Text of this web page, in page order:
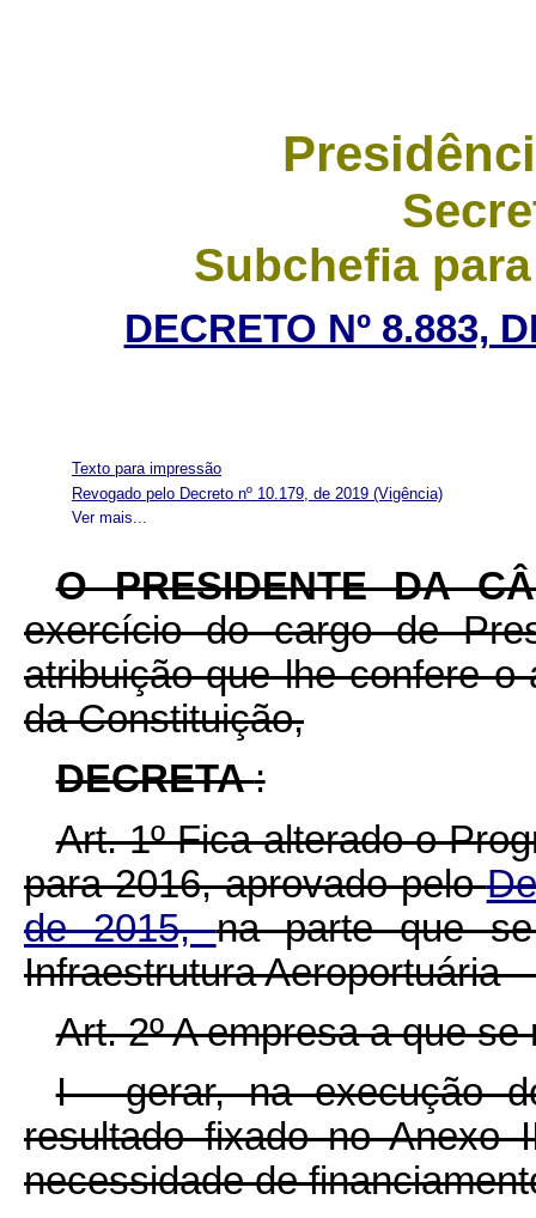
Subchefia
DECRETO Nº 8.883,
Texto para impressão
Ver mais...
Revogado pelo Decreto nº 10.179, de 2019 (Vigência)
O PRESIDENTE DA
exercício do cargo de
atribuição que lhe confere
da Constituição,
DECRETA:
Art. 1º Fica alterado o
para 2016, aprovado pelo
de 2015,na parte que
Infraestrutura Aeroportuária
Art. 2º A empresa a que
I - gerar, na execução
resultado fixado no Anexo
necessidade de